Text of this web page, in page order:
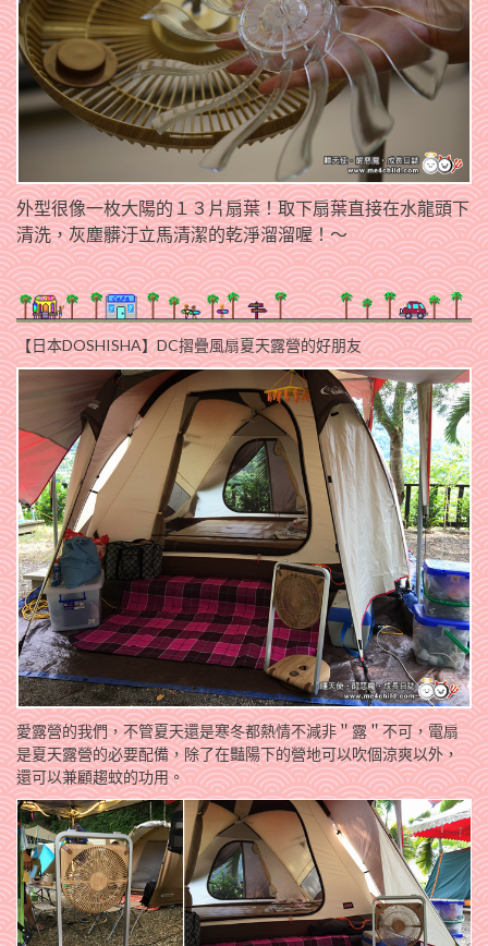
外型很像一枚大陽的１３片扇葉！取下扇葉直接在水龍頭下
清洗，灰塵髒汙立馬清潔的乾淨溜溜喔！～
【日本DOSHISHA】DC摺疊風扇夏天露營的好朋友
愛露營的我們，不管夏天還是寒冬都熱情不減非＂露＂不可，電扇
是夏天露營的必要配備，除了在豔陽下的營地可以吹個涼爽以外，
還可以兼顧趨蚊的功用。